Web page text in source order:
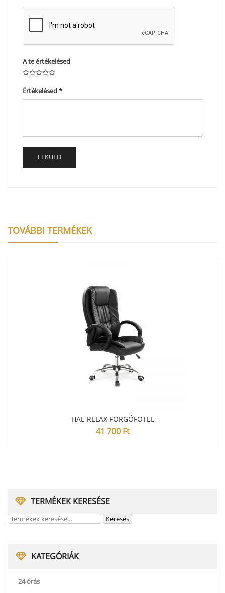
TERMÉKEK KERESÉSE
KATEGÓRIÁK
24 órás
A te értékelésed
Értékelésed*
TOVÁBBI TERMÉKEK
HAL-RELAX FORGÓFOTEL
41 700 Ft